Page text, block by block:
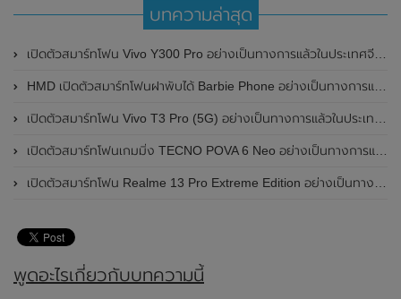
บทความล่าสุด
เปิดตัวสมาร์ทโฟน Vivo Y300 Pro อย่างเป็นทางการแล้วในประเทศจีน มาพร้อมดีไซน์พรีเมี่ยม ทนทาน และแบตเตอรี่สุดอึดขนาดใหญ่ 6,500mAh พร้อมรองรับการชาร์จไว 80W
HMD เปิดตัวสมาร์ทโฟนฝาพับได้ Barbie Phone อย่างเป็นทางการแล้ว มาพร้อมธีมสีชมพูสดใส
เปิดตัวสมาร์ทโฟน Vivo T3 Pro (5G) อย่างเป็นทางการแล้วในประเทศอินเดีย
เปิดตัวสมาร์ทโฟนเกมมิ่ง TECNO POVA 6 Neo อย่างเป็นทางการแล้วในประเทศไทย ในราคา 8,499 บาท
เปิดตัวสมาร์ทโฟน Realme 13 Pro Extreme Edition อย่างเป็นทางการแล้วในประเทศจีน
พูดอะไรเกี่ยวกับบทความนี้